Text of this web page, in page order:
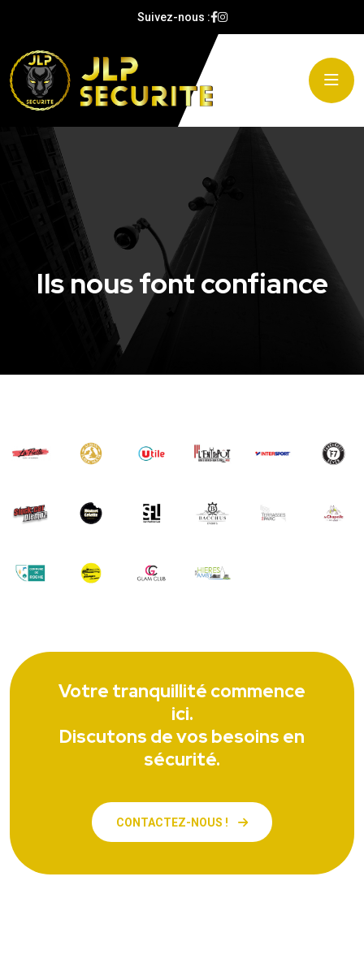
Suivez-nous :
Ils nous font confiance
Votre tranquillité commence
ici.
Discutons de vos besoins en
sécurité.
CONTACTEZ-NOUS !